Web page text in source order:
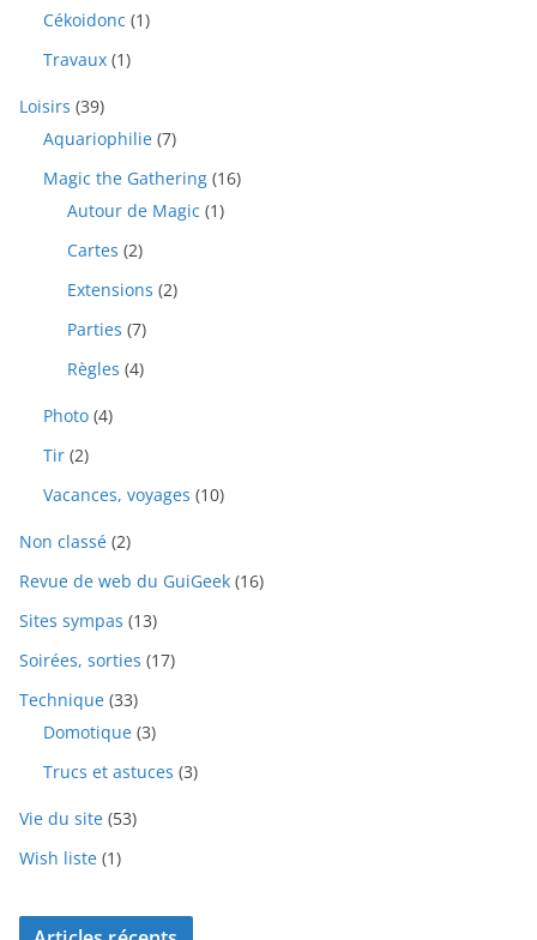
Cékoidonc (1)
Travaux (1)
Loisirs (39)
Aquariophilie (7)
Magic the Gathering (16)
Autour de Magic (1)
Cartes (2)
Extensions (2)
Parties (7)
Règles (4)
Photo (4)
Tir (2)
Vacances, voyages (10)
Non classé (2)
Revue de web du GuiGeek (16)
Sites sympas (13)
Soirées, sorties (17)
Technique (33)
Domotique (3)
Trucs et astuces (3)
Vie du site (53)
Wish liste (1)